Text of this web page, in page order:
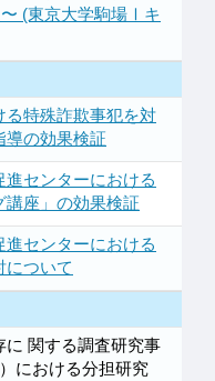
(東京大学駒場Ⅰキ
る特殊詐欺事犯を対
導の効果検証
進センターにおける
講座」の効果検証
進センターにおける
について
に 関する調査研究事
における分担研究